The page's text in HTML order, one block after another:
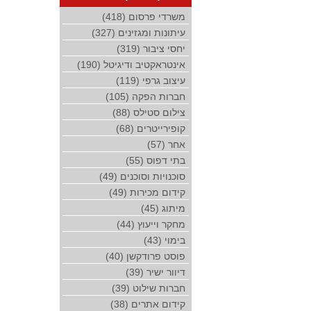
משרדי פרסום (418)
עיתונות ומגזינים (327)
יחסי ציבור (319)
אינטראקטיב ודיגיטל (190)
עיצוב גרפי (119)
חברות הפקה (105)
צילום סטילס (88)
קופירייטרים (68)
אחר (57)
בתי דפוס (55)
סוכנויות וסוכנים (49)
קידום מכירות (49)
מיתוג (45)
מחקר וייעוץ (44)
בימוי (43)
פוסט פרודקשן (40)
דיוור ישיר (39)
חברות שילוט (39)
קידום אתרים (38)